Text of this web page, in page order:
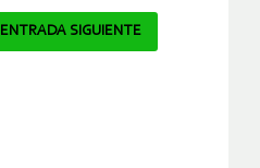
ENTRADA SIGUIENTE